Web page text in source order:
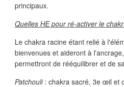
principaux.
Quelles HE pour ré-activer le
Le chakra racine étant relié à
bienvenues et aideront à
permettront de rééquilibrer et de
Patchouli: chakra sacré, 3e œil et